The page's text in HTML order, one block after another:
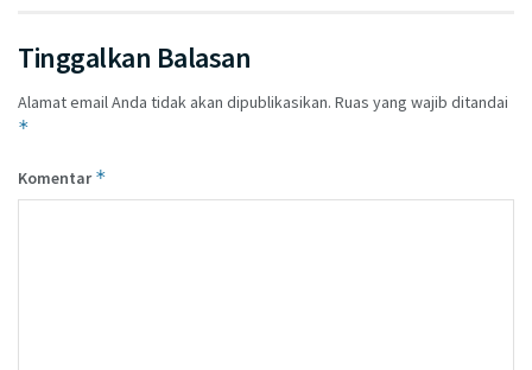
Tinggalkan Balasan
Alamat email Anda tidak akan dipublikasikan. Ruas yang wajib ditandai
*
Komentar*